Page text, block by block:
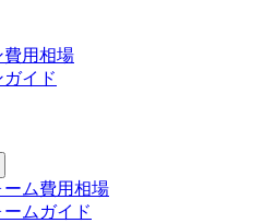
費用相場
イド
ム費用相場
ムガイド